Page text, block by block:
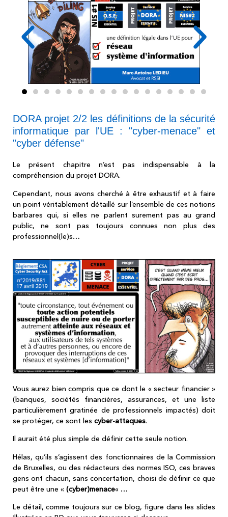
DORA projet 2/2 les définitions de la sécurité
informatique par l'UE : "cyber-menace" et
"cyber défense"
Le présent chapitre n’est pas indispensable à la
compréhension du projet DORA.
Cependant, nous avons cherché à être exhaustif et à faire
un point véritablement détaillé sur l’ensemble de ces notions
barbares qui, si elles ne parlent surement pas au grand
public, ne sont pas toujours connues non plus des
professionnel(le)s…
Vous aurez bien compris que ce dont le « secteur financier »
(banques, sociétés financières, assurances, et une liste
particulièrement gratinée de professionnels impactés) doit
se protéger, ce sont les cyber-attaques.
Il aurait été plus simple de définir cette seule notion.
Hélas, qu’ils s’agissent des fonctionnaires de la Commission
de Bruxelles, ou des rédacteurs des normes ISO, ces braves
gens ont chacun, sans concertation, choisi de définir ce que
peut être une « (cyber)menace« …
Le détail, comme toujours sur ce blog, figure dans les slides